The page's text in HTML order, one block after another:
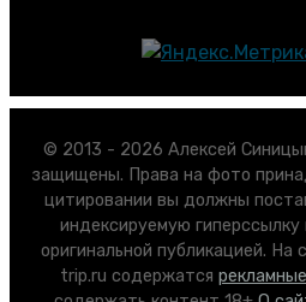
© 2013 - 2026 Алексей
защищены. Права на фото
цитировании вы должны
индексируемую
оригинальной публикацией. На
trip.ru содержатся